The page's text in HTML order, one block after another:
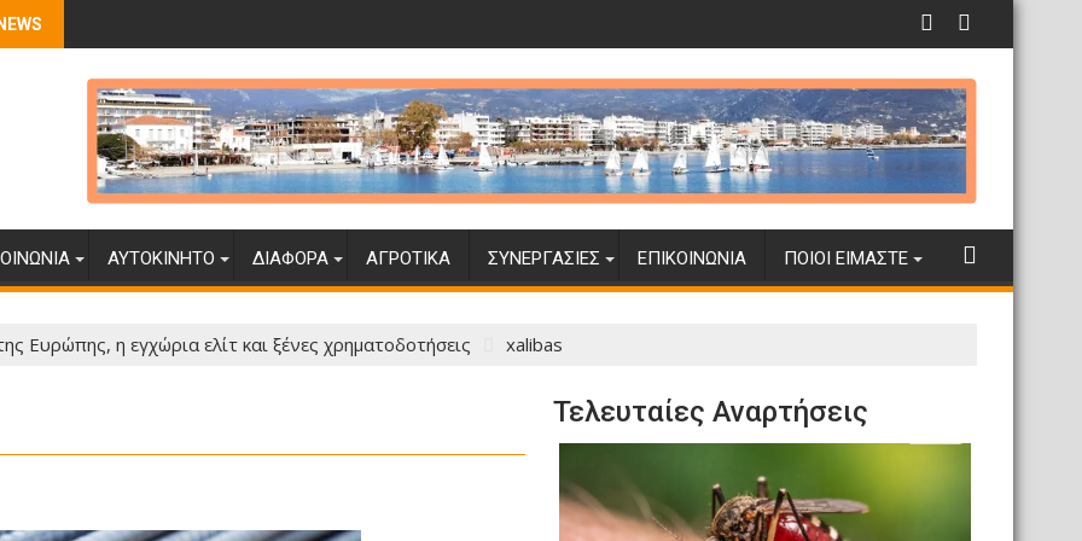
ΑΥΤΟΚΊΝΗΤΟ ΔΙΆΦΟΡΑ ΑΓΡΟΤΙΚΆ ΣΥΝΕΡΓΑΣΊΕΣ ΕΠΙΚΟΙΝΩΝΊΑ ΠΟΙΟΙ ΕΊΜΑΣΤΕ
Ευρώπης, η εγχώρια ελίτ και ξένες χρηματοδοτήσεις xalibas
Τελευταίες Αναρτήσεις